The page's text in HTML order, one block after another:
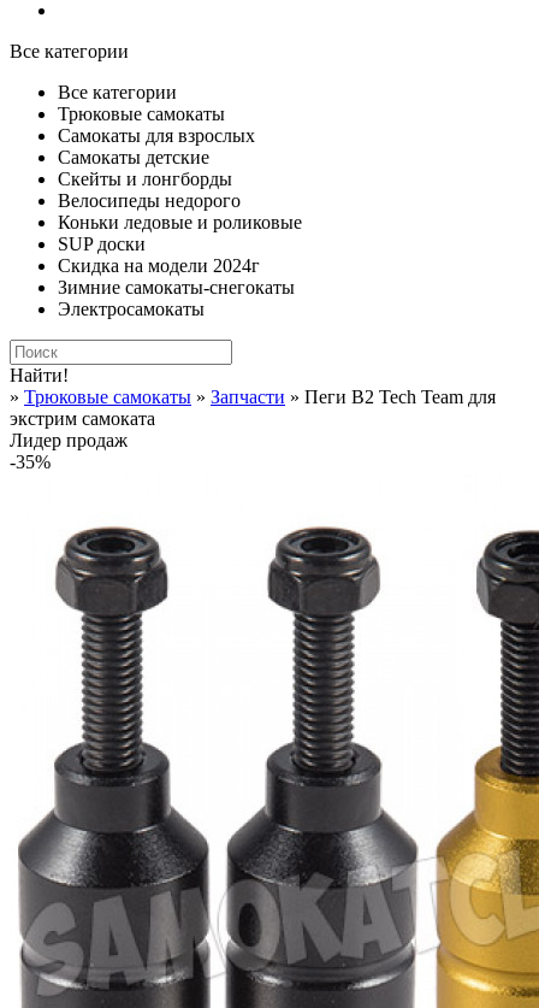
Все категории
Все категории
Трюковые самокаты
Самокаты для взрослых
Самокаты детские
Cкейты и лонгборды
Велосипеды недорого
Коньки ледовые и роликовые
SUP доски
Скидка на модели 2024г
Зимние самокаты-снегокаты
Электросамокаты
Найти!
» Трюковые самокаты » Запчасти » Пеги B2 Tech Team для
экстрим самоката
Лидер продаж
-35%